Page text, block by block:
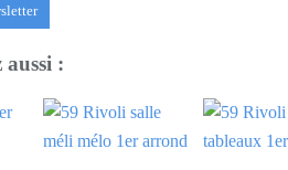
aussi :